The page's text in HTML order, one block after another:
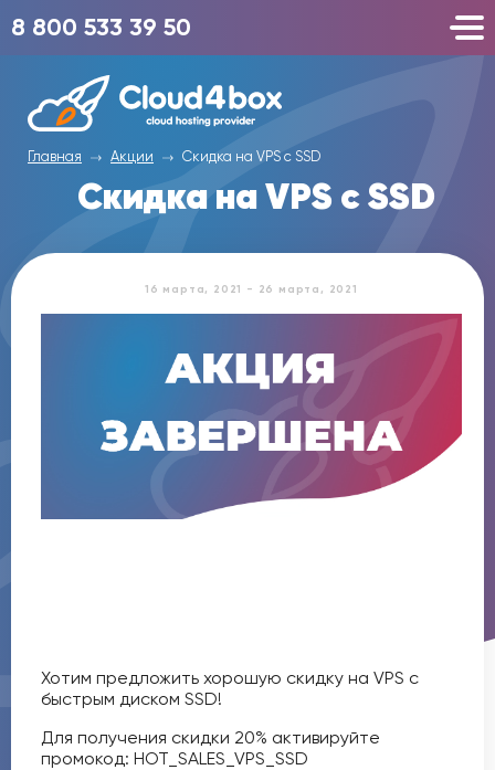
8 800 533 39 50
Главная Акции Скидка на VPS с SSD
Скидка на VPS с SSD
Хотим предложить хорошую скидку на VPS c
быстрым диском SSD!
Для получения скидки 20% активируйте
промокод: HOT_SALES_VPS_SSD
16 марта, 2021 - 26 марта, 2021